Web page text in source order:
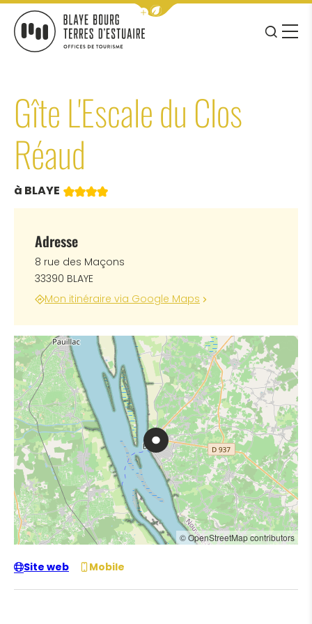
Afficher la barre de navigation
JE
MENU
Gîte L'Escale du Clos
Réaud
à BLAYE 4 étoiles
Adresse
8 rue des Maçons
33390 BLAYE
Mon itinéraire via Google Maps
© OpenStreetMap contributors
Site web Mobile